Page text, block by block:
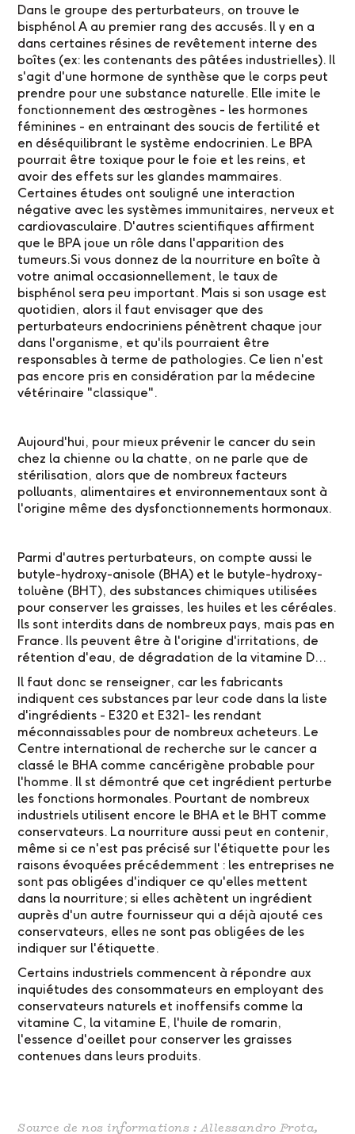
Dans le groupe des perturbateurs, on trouve le
bisphénol A au premier rang des accusés. Il y en a
dans certaines résines de revêtement interne des
boîtes (ex: les contenants des pâtées industrielles). Il
s'agit d'une hormone de synthèse que le corps peut
prendre pour une substance naturelle. Elle imite le
fonctionnement des œstrogènes - les hormones
féminines - en entrainant des soucis de fertilité et
en déséquilibrant le système endocrinien. Le BPA
pourrait être toxique pour le foie et les reins, et
avoir des effets sur les glandes mammaires.
Certaines études ont souligné une interaction
négative avec les systèmes immunitaires, nerveux et
cardiovasculaire. D'autres scientifiques affirment
que le BPA joue un rôle dans l'apparition des
tumeurs.Si vous donnez de la nourriture en boîte à
votre animal occasionnellement, le taux de
bisphénol sera peu important. Mais si son usage est
quotidien, alors il faut envisager que des
perturbateurs endocriniens pénètrent chaque jour
dans l'organisme, et qu'ils pourraient être
responsables à terme de pathologies. Ce lien n'est
pas encore pris en considération par la médecine
vétérinaire "classique".
Aujourd'hui, pour mieux prévenir le cancer du sein
chez la chienne ou la chatte, on ne parle que de
stérilisation, alors que de nombreux facteurs
polluants, alimentaires et environnementaux sont à
l'origine même des dysfonctionnements hormonaux.
Parmi d'autres perturbateurs, on compte aussi le
butyle-hydroxy-anisole (BHA) et le butyle-hydroxy-
toluène (BHT), des substances chimiques utilisées
pour conserver les graisses, les huiles et les céréales.
Ils sont interdits dans de nombreux pays, mais pas en
France. Ils peuvent être à l'origine d'irritations, de
rétention d'eau, de dégradation de la vitamine D...
Il faut donc se renseigner, car les fabricants
indiquent ces substances par leur code dans la liste
d'ingrédients - E320 et E321- les rendant
méconnaissables pour de nombreux acheteurs. Le
Centre international de recherche sur le cancer a
classé le BHA comme cancérigène probable pour
l'homme. Il st démontré que cet ingrédient perturbe
les fonctions hormonales. Pourtant de nombreux
industriels utilisent encore le BHA et le BHT comme
conservateurs. La nourriture aussi peut en contenir,
même si ce n'est pas précisé sur l'étiquette pour les
raisons évoquées précédemment : les entreprises ne
sont pas obligées d'indiquer ce qu'elles mettent
dans la nourriture; si elles achètent un ingrédient
auprès d'un autre fournisseur qui a déjà ajouté ces
conservateurs, elles ne sont pas obligées de les
indiquer sur l'étiquette.
Certains industriels commencent à répondre aux
inquiétudes des consommateurs en employant des
conservateurs naturels et inoffensifs comme la
vitamine C, la vitamine E, l'huile de romarin,
l'essence d'oeillet pour conserver les graisses
contenues dans leurs produits.
Source de nos informations : Allessandro Prota,